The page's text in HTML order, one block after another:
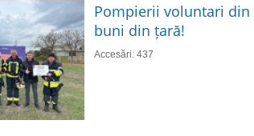
Pompierii voluntari
buni din țară!
Accesări: 437